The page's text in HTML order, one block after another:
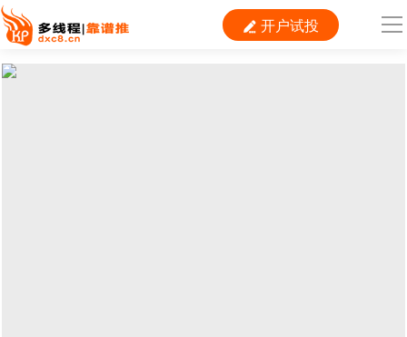
 开户试投
导